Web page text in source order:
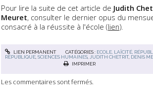
Pour lire la suite de cet article de Judith
Meuret, consulter le dernier opus du
consacré à la réussite à l'école (lien).
LIEN PERMANENT CATÉGORIES : ECOLE, LAÏCITÉ,
RÉPUBLIQUE ,SCIENCES HUMAINES JUDITH CHETRIT, DENIS
IMPRIMER
Les commentaires sont fermés.